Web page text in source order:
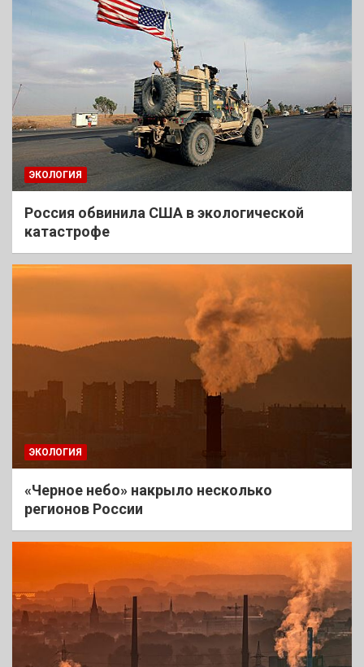
ЭКОЛОГИЯ
Россия обвинила США в экологической
катастрофе
ЭКОЛОГИЯ
«Черное небо» накрыло несколько
регионов России